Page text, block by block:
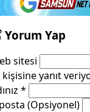
Yorum Yap
sitesi
kişisine yanıt
*
(Opsiyonel)